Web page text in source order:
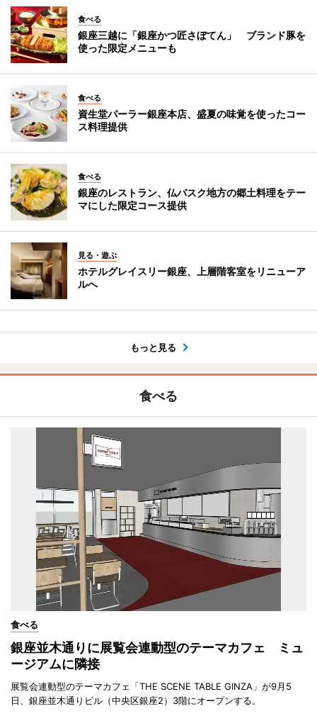
食べる
銀座三越に「銀座かつ匠さぼてん」 ブランド豚を
使った限定メニューも
食べる
資生堂パーラー銀座本店、盛夏の味覚を使ったコー
ス料理提供
食べる
銀座のレストラン、仏バスク地方の郷土料理をテー
マにした限定コース提供
見る・遊ぶ
ホテルグレイスリー銀座、上層階客室をリニューア
ルへ
もっと見る
食べる
食べる
銀座並木通りに展覧会連動型のテーマカフェ ミュ
ージアムに隣接
展覧会連動型のテーマカフェ「THE SCENE TABLE GINZA」が9月5
日、銀座並木通りビル（中央区銀座2）3階にオープンする。